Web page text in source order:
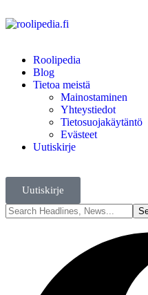
Roolipedia
Blog
Tietoa meistä
Mainostaminen
Yhteystiedot
Tietosuojakäytäntö
Evästeet
Uutiskirje
Uutiskirje